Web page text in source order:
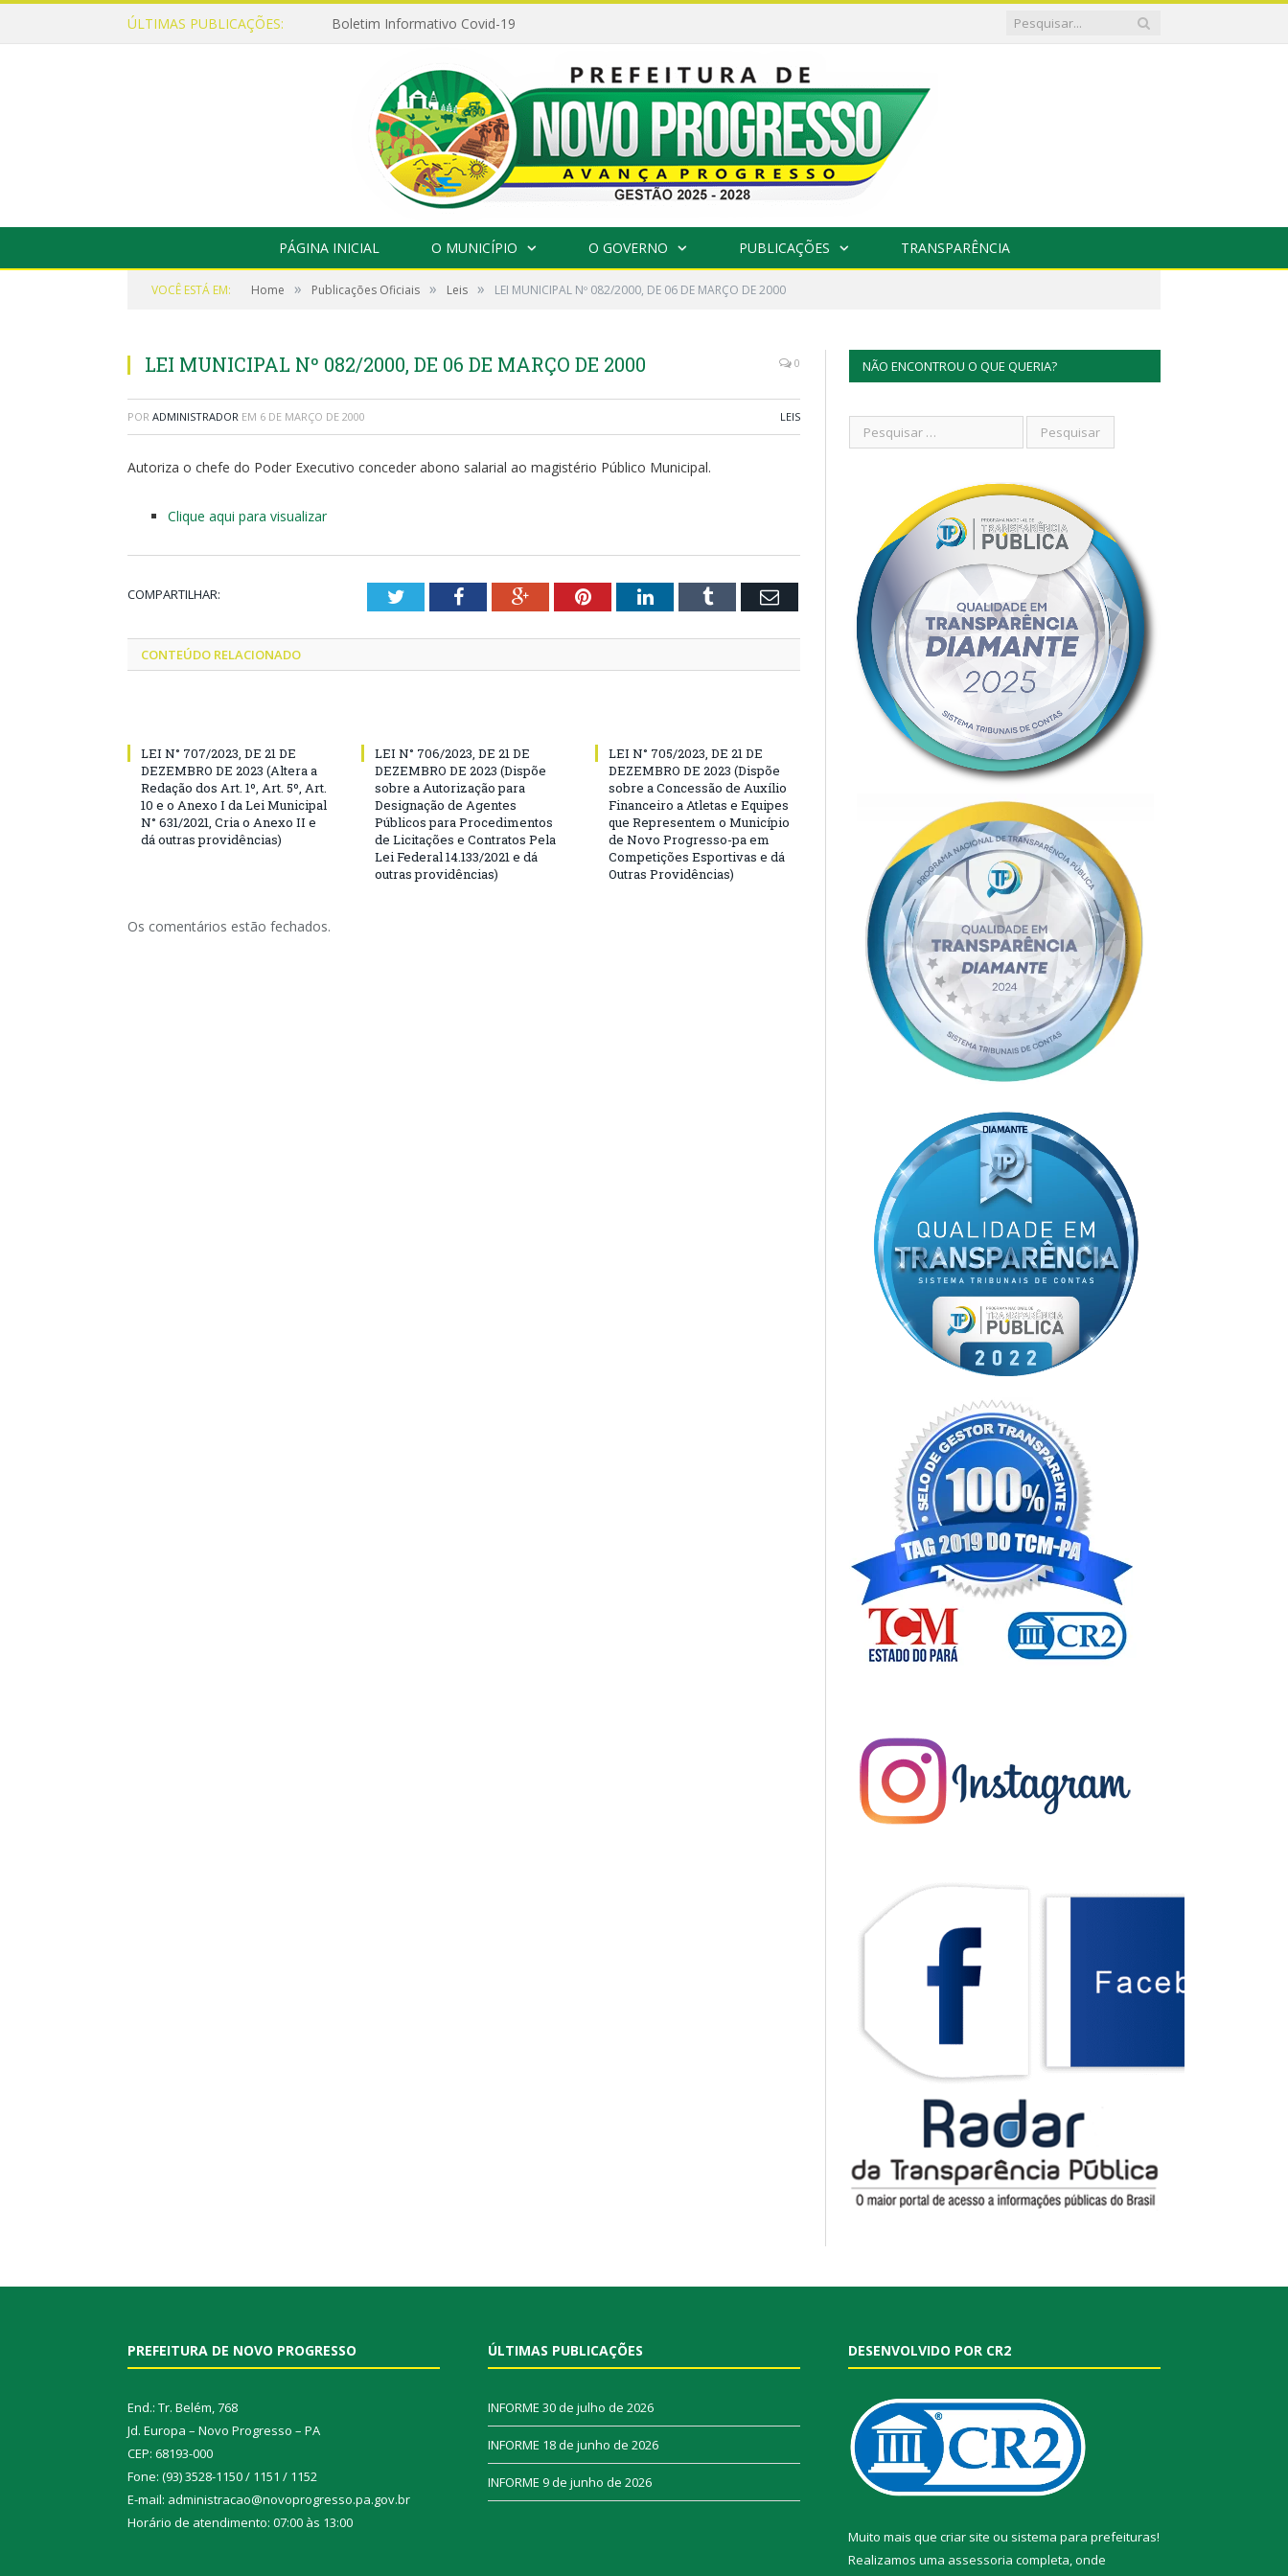
ÚLTIMAS PUBLICAÇÕES: Boletim Informativo Covid-19
PÁGINA INICIAL O MUNICÍPIO O GOVERNO PUBLICAÇÕES TRANSPARÊNCIA
VOCÊ ESTÁ EM: Home » Publicações Oficiais » Leis » LEI MUNICIPAL Nº 082/2000, DE 06 DE MARÇO DE 2000
LEI MUNICIPAL Nº 082/2000, DE 06 DE MARÇO DE 2000 0
POR ADMINISTRADOR EM 6 DE MARÇO DE 2000 LEIS
Autoriza o chefe do Poder Executivo conceder abono salarial ao magistério Público Municipal.
Clique aqui para visualizar
COMPARTILHAR: TwitterFacebookGoogle+PinterestLinkedInTumblr Email
CONTEÚDO RELACIONADO
LEI N° 707/2023, DE 21 DE
DEZEMBRO DE 2023 (Altera a
Redação dos Art. 1º, Art. 5º, Art.
10 e o Anexo I da Lei Municipal
N° 631/2021, Cria o Anexo II e
dá outras providências)
LEI N° 706/2023, DE 21 DE
DEZEMBRO DE 2023 (Dispõe
sobre a Autorização para
Designação de Agentes
Públicos para Procedimentos
de Licitações e Contratos Pela
Lei Federal 14.133/2021 e dá
outras providências)
LEI N° 705/2023, DE 21 DE
DEZEMBRO DE 2023 (Dispõe
sobre a Concessão de Auxílio
Financeiro a Atletas e Equipes
que Representem o Município
de Novo Progresso-pa em
Competições Esportivas e dá
Outras Providências)
Os comentários estão fechados.
NÃO ENCONTROU O QUE QUERIA?
PREFEITURA DE NOVO PROGRESSO
End.: Tr. Belém, 768
Jd. Europa – Novo Progresso – PA
CEP: 68193-000
Fone: (93) 3528-1150 / 1151 / 1152
E-mail: administracao@novoprogresso.pa.gov.br
Horário de atendimento: 07:00 às 13:00
ÚLTIMAS PUBLICAÇÕES
INFORME 30 de julho de 2026
INFORME 18 de junho de 2026
INFORME 9 de junho de 2026
DESENVOLVIDO POR CR2
Muito mais que criar site ou sistema para prefeituras!
Realizamos uma assessoria completa, onde